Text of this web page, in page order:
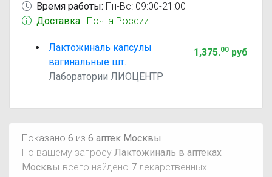
Время работы: Пн-Вс: 09:00-21:00
Доставка : Почта России
Лактожиналь капсулы
вагинальные шт.
Лаборатории ЛИОЦЕНТР
1,375.00руб
Показано 6 из 6 аптек Москвы
По вашему запросу Лактожиналь в аптеках
Москвы всего найдено 7 лекарственных